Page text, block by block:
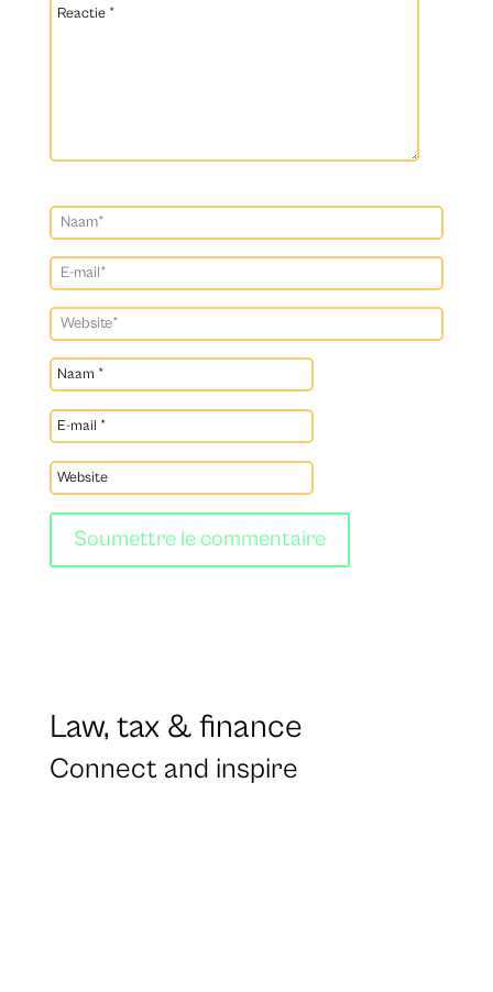
Soumettre le commentaire
Law, tax & finance
Connect and inspire